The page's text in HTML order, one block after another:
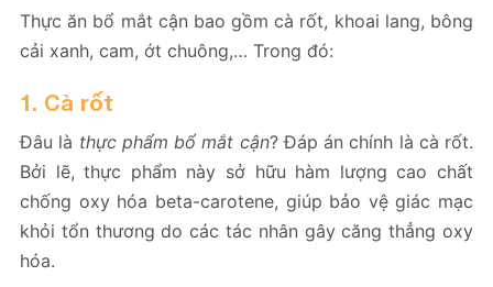
Thực ăn bổ mắt cận bao gồm cà rốt, khoai lang, bông
cải xanh, cam, ớt chuông,… Trong đó:
1. Cà rốt
Đâu là thực phẩm bổ mắt cận? Đáp án chính là cà rốt.
Bởi lẽ, thực phẩm này sở hữu hàm lượng cao chất
chống oxy hóa beta-carotene, giúp bảo vệ giác mạc
khỏi tổn thương do các tác nhân gây căng thẳng oxy
hóa.